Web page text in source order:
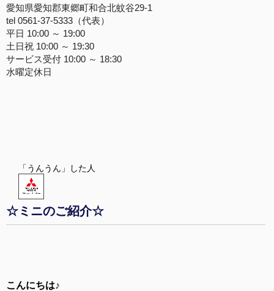
愛知県愛知郡東郷町和合北蚊谷29-1
tel 0561-37-5333（代表）
平日 10:00 ～ 19:00
土日祝 10:00 ～ 19:30
サービス受付 10:00 ～ 18:30
水曜定休日
「うんうん」した人
☆ミニのご紹介☆
こんにちは♪